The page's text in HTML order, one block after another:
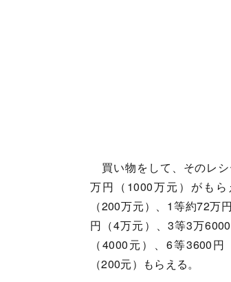
買い物をして、そのレ
万円（1000万元）がも
（200万元）、1等約72万
円（4万元）、3等3万
（4000元）、6等3600
（200元）もらえる。